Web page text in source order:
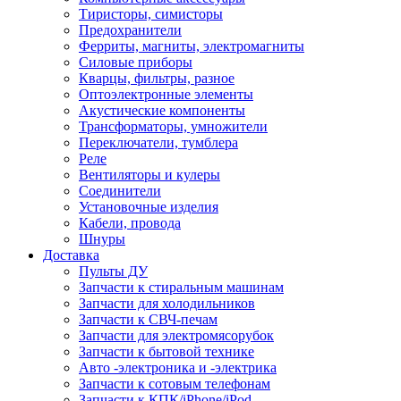
Тиристоры, симисторы
Предохранители
Ферриты, магниты, электромагниты
Силовые приборы
Кварцы, фильтры, разное
Оптоэлектронные элементы
Акустические компоненты
Трансформаторы, умножители
Переключатели, тумблера
Реле
Вентиляторы и кулеры
Соединители
Установочные изделия
Кабели, провода
Шнуры
Доставка
Пульты ДУ
Запчасти к стиральным машинам
Запчасти для холодильников
Запчасти к СВЧ-печам
Запчасти для электромясорубок
Запчасти к бытовой технике
Авто -электроника и -электрика
Запчасти к сотовым телефонам